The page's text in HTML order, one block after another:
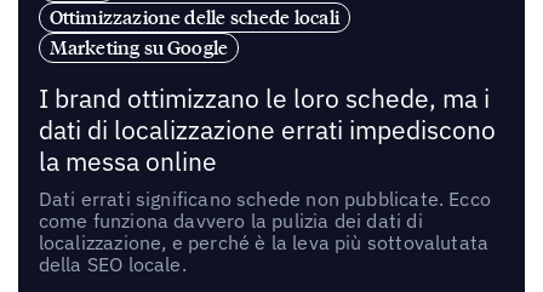
Ottimizzazione delle schede locali
Marketing su Google
I brand ottimizzano le loro schede, ma i
dati di localizzazione errati impediscono
la messa online
Dati errati significano schede non pubblicate. Ecco
come funziona davvero la pulizia dei dati di
localizzazione, e perché è la leva più sottovalutata
della SEO locale.